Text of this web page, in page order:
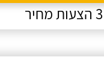
3 הצעות מחיר